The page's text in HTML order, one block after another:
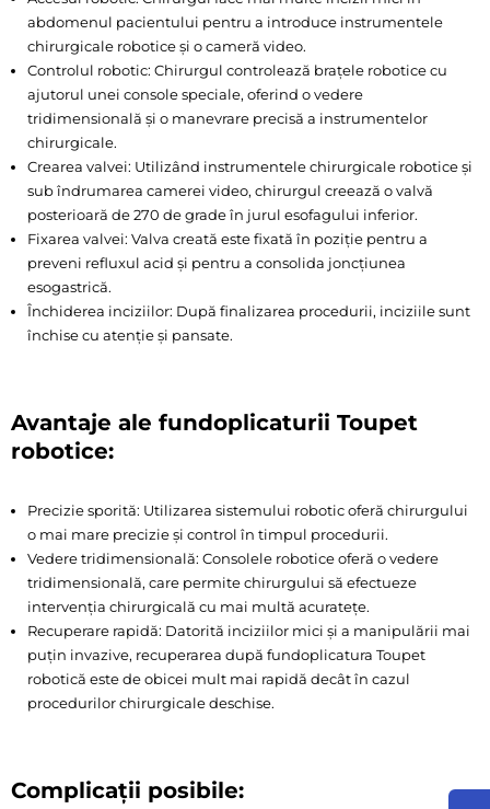
abdomenul pacientului pentru a introduce instrumentele
chirurgicale robotice și o cameră video.
Controlul robotic: Chirurgul controlează brațele robotice cu
ajutorul unei console speciale, oferind o vedere
tridimensională și o manevrare precisă a instrumentelor
chirurgicale.
Crearea valvei: Utilizând instrumentele chirurgicale robotice și
sub îndrumarea camerei video, chirurgul creează o valvă
posterioară de 270 de grade în jurul esofagului inferior.
Fixarea valvei: Valva creată este fixată în poziție pentru a
preveni refluxul acid și pentru a consolida joncțiunea
esogastrică.
Închiderea inciziilor: După finalizarea procedurii, inciziile sunt
închise cu atenție și pansate.
Avantaje ale fundoplicaturii Toupet
robotice:
Precizie sporită: Utilizarea sistemului robotic oferă chirurgului
o mai mare precizie și control în timpul procedurii.
Vedere tridimensională: Consolele robotice oferă o vedere
tridimensională, care permite chirurgului să efectueze
intervenția chirurgicală cu mai multă acuratețe.
Recuperare rapidă: Datorită inciziilor mici și a manipulării mai
puțin invazive, recuperarea după fundoplicatura Toupet
robotică este de obicei mult mai rapidă decât în cazul
procedurilor chirurgicale deschise.
Complicații posibile: